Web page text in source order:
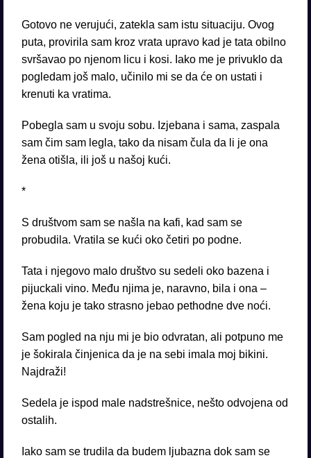
Gotovo ne verujući, zatekla sam istu situaciju. Ovog
puta, provirila sam kroz vrata upravo kad je tata obilno
svršavao po njenom licu i kosi. Iako me je privuklo da
pogledam još malo, učinilo mi se da će on ustati i
krenuti ka vratima.
Pobegla sam u svoju sobu. Izjebana i sama, zaspala
sam čim sam legla, tako da nisam čula da li je ona
žena otišla, ili još u našoj kući.
*
S društvom sam se našla na kafi, kad sam se
probudila. Vratila se kući oko četiri po podne.
Tata i njegovo malo društvo su sedeli oko bazena i
pijuckali vino. Među njima je, naravno, bila i ona –
žena koju je tako strasno jebao pethodne dve noći.
Sam pogled na nju mi je bio odvratan, ali potpuno me
je šokirala činjenica da je na sebi imala moj bikini.
Najdraži!
Sedela je ispod male nadstrešnice, nešto odvojena od
ostalih.
Iako sam se trudila da budem ljubazna dok sam se